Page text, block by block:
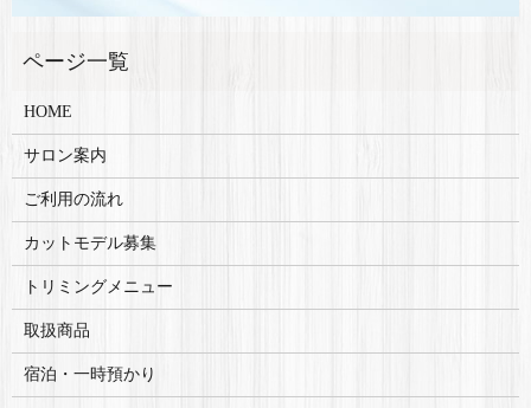
HOME
サロン案内
ご利用の流れ
カットモデル募集
トリミングメニュー
取扱商品
宿泊・一時預かり